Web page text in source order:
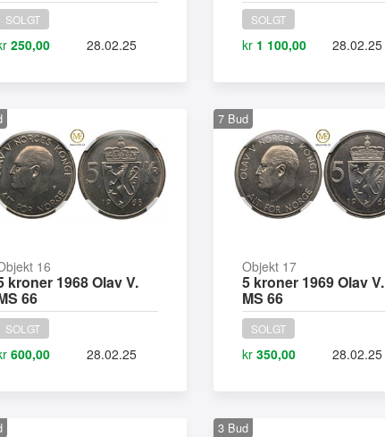
SOLGT
250,00 28.02.25
SOLGT
kr 1 100,00 28.02.25
16
kroner 1968 Olav V.
66
SOLGT
600,00 28.02.25
7 Bud
Objekt 17
5 kroner 1969 Olav V.
MS 66
SOLGT
kr 350,00 28.02.25
3 Bud